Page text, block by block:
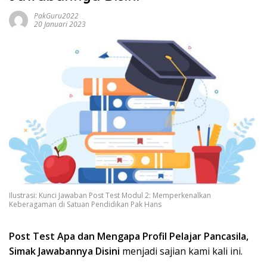
PakGuru2022
20 Januari 2023
Ilustrasi: Kunci Jawaban Post Test Modul 2: Memperkenalkan
Keberagaman di Satuan Pendidikan Pak Hans
Post Test Apa dan Mengapa Profil Pelajar Pancasila,
Simak Jawabannya Disini menjadi sajian kami kali ini.